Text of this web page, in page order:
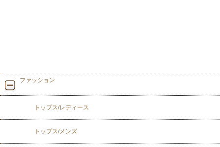
ファッション
トップス/レディース
トップス/メンズ